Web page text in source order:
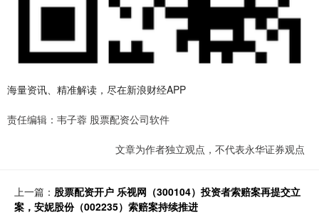
海量资讯、精准解读，尽在新浪财经APP
责任编辑：韦子蓉 股票配资公司软件
文章为作者独立观点，不代表永华证券观点
上一篇： 股票配资开户 乐视网（300104）投资者索赔案再提交立
案，安妮股份（002235）索赔案持续推进